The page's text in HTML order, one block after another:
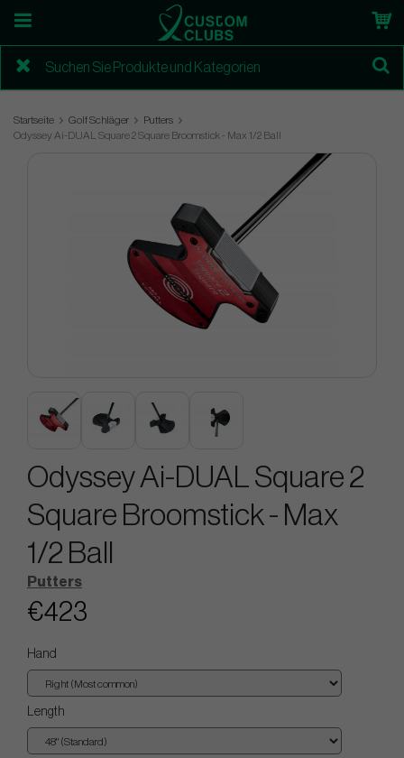
Startseite Golf Schläger
Putters
Odyssey Ai-DUAL Square 2 Square Broomstick - Max 1/2 Ball
Odyssey Ai-DUAL Square 2
Square Broomstick - Max
1/2 Ball
Putters
€423
Hand
Length